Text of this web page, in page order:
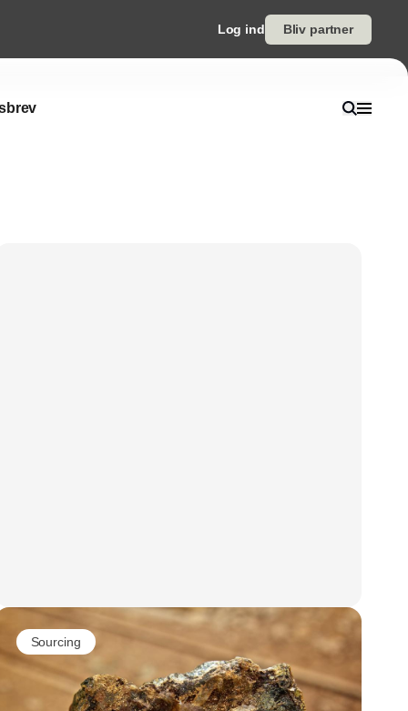
Log ind Bliv partner
Sourcing